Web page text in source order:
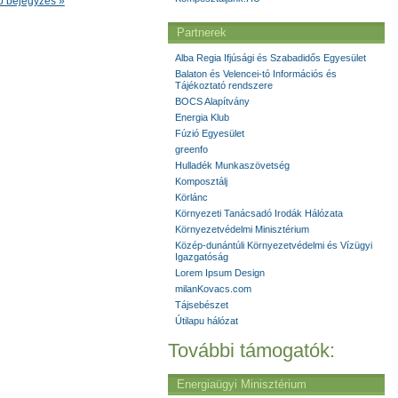
Partnerek
Alba Regia Ifjúsági és Szabadidős Egyesület
Balaton és Velencei-tó Információs és
Tájékoztató rendszere
BOCS Alapítvány
Energia Klub
Fúzió Egyesület
greenfo
Hulladék Munkaszövetség
Komposztálj
Körlánc
Környezeti Tanácsadó Irodák Hálózata
Környezetvédelmi Minisztérium
Közép-dunántúli Környezetvédelmi és Vízügyi
Igazgatóság
Lorem Ipsum Design
milanKovacs.com
Tájsebészet
Útilapu hálózat
További támogatók:
Energiaügyi Minisztérium